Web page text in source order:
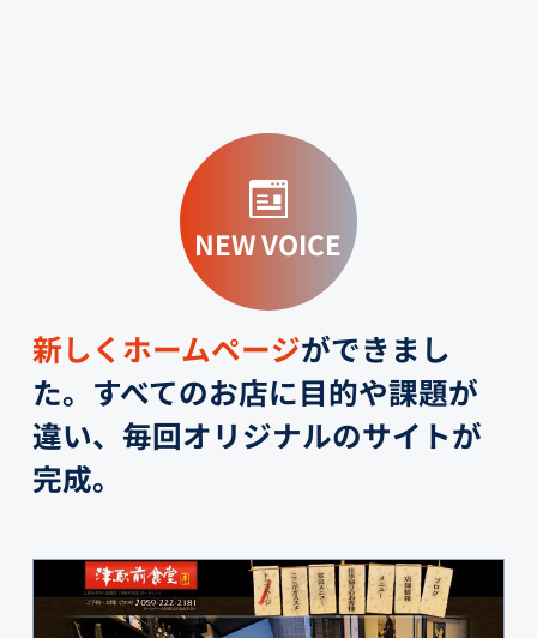
NEW VOICE
新しくホームページができまし
た。すべてのお店に目的や課題が
違い、毎回オリジナルのサイトが
完成。